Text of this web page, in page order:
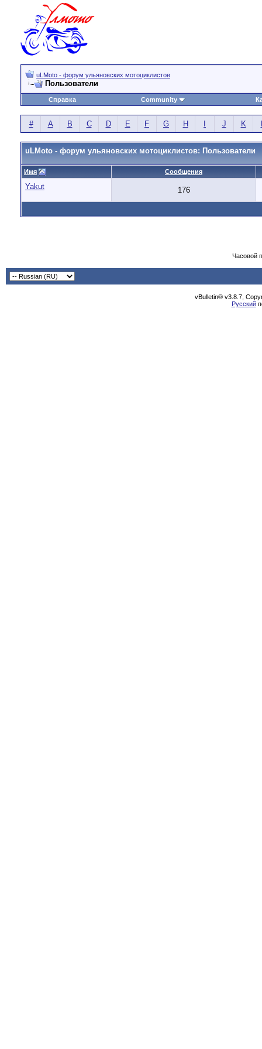
uLMoto - форум ульяновских мотоциклистов
Пользователи
Справка Community
# A B C D E F G H J K
uLMoto - форум ульяновских мотоциклистов: Пользователи
Имя Сообщения
Yakut 176
Часовой
vBulletin® v3.8.7,
Русский